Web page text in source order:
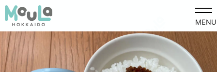
MENU